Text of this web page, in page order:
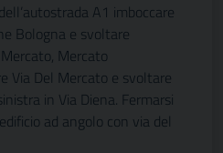
A1 imboccare
Bologna e svoltare
Mercato
Via Del Mercato e svoltare
in Via Diena. Fermarsi
ad angolo con via del